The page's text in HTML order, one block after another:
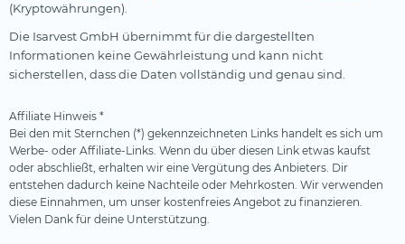
(Kryptowährungen).
Die Isarvest GmbH übernimmt für die dargestellten
Informationen keine Gewährleistung und kann nicht
sicherstellen, dass die Daten vollständig und genau sind.
Affiliate Hinweis *
Bei den mit Sternchen (*) gekennzeichneten Links handelt es sich um
Werbe- oder Affiliate-Links. Wenn du über diesen Link etwas kaufst
oder abschließt, erhalten wir eine Vergütung des Anbieters. Dir
entstehen dadurch keine Nachteile oder Mehrkosten. Wir verwenden
diese Einnahmen, um unser kostenfreies Angebot zu finanzieren.
Vielen Dank für deine Unterstützung.